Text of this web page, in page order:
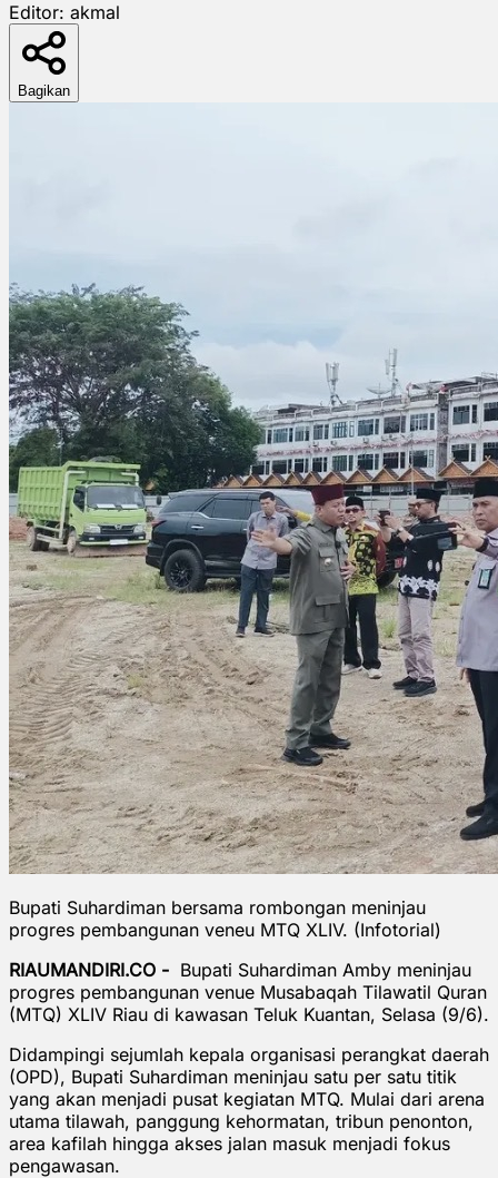
Editor: akmal
Bagikan
Bupati Suhardiman bersama rombongan meninjau
progres pembangunan veneu MTQ XLIV. (Infotorial)
RIAUMANDIRI.CO - Bupati Suhardiman Amby meninjau
progres pembangunan venue Musabaqah Tilawatil Quran
(MTQ) XLIV Riau di kawasan Teluk Kuantan, Selasa (9/6).
Didampingi sejumlah kepala organisasi perangkat daerah
(OPD), Bupati Suhardiman meninjau satu per satu titik
yang akan menjadi pusat kegiatan MTQ. Mulai dari arena
utama tilawah, panggung kehormatan, tribun penonton,
area kafilah hingga akses jalan masuk menjadi fokus
pengawasan.